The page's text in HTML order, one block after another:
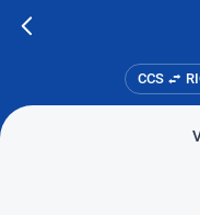
CCS